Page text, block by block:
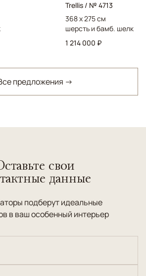
Trellis / № 4713
368 x 275 см
шерсть и бамб. шелк
1 214 000 ₽
предложения →
свои
данные
подберут идеальные
в ваш особенный интерьер